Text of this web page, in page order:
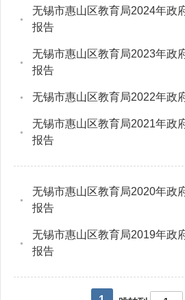
无锡市惠山区教育局2024年政
报告
无锡市惠山区教育局2023年政
报告
无锡市惠山区教育局2022年政
无锡市惠山区教育局2021年政
报告
无锡市惠山区教育局2020年政
报告
无锡市惠山区教育局2019年政
报告